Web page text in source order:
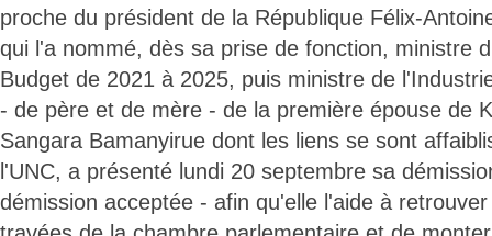
proche du président de la République Félix-
qui l'a nommé, dès sa prise de fonction, ministre
Budget de 2021 à 2025, puis ministre de
- de père et de mère - de la première épouse de
Sangara Bamanyirue dont les liens se sont
l'UNC, a présenté lundi 20 septembre sa
démission acceptée - afin qu'elle l'aide à